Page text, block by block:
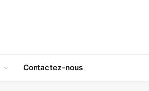
Contactez-nous